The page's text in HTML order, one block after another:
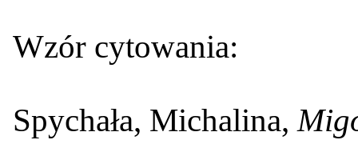
Wzór cytowania:
Spychała, Michalina,